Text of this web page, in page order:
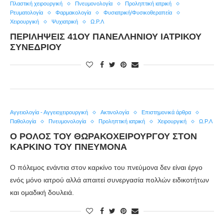
Πλαστική χειρουργική
Πνευμονολογία
Προληπτική ιατρική
Ρευματολογία
Φαρμακολογία
Φυσιατρική/Φυσικοθεραπεία
Χειρουργική
Ψυχιατρική Ω.Ρ.Λ
ΠΕΡΙΛΉΨΕΙΣ 41ΟΥ ΠΑΝΕΛΛΉΝΙΟΥ ΙΑΤΡΙΚΟΎ
ΣΥΝΕΔΡΊΟΥ
Αγγειολογία - Αγγειοχειρουργική Ακτινολογία
Επιστημονικά άρθρα
Παθολογία
Πνευμονολογία Προληπτική ιατρική Χειρουργική Ω.Ρ.Λ
Ο ΡΌΛΟΣ ΤΟΥ ΘΩΡΑΚΟΧΕΙΡΟΎΡΓΟΥ ΣΤΟΝ
ΚΑΡΚΊΝΟ ΤΟΥ ΠΝΕΎΜΟΝΑ
Ο πόλεμος ενάντια στον καρκίνο του πνεύμονα δεν είναι έργο
ενός μόνο ιατρού αλλά απαιτεί συνεργασία πολλών ειδικοτήτων
και ομαδική δουλειά.